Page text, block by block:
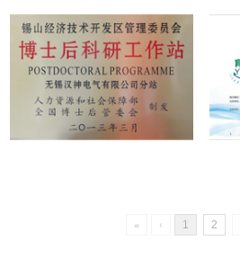
« ‹ 1 2